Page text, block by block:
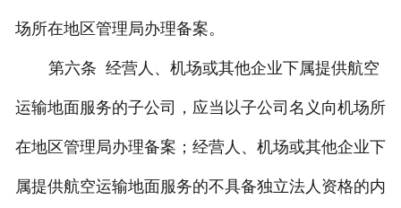
场所在地区管理局办理备案。
第六条 经营人、机场或其他企业下属提供航空
运输地面服务的子公司，应当以子公司名义向机场所
在地区管理局办理备案；经营人、机场或其他企业下
属提供航空运输地面服务的不具备独立法人资格的内